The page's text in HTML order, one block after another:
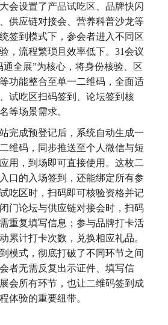
会设置了产品试吃区、品牌快闪
供应链对接会、营养科普沙龙等
签到模式下，参会者进入不同区
，流程繁琐且效率低下。31会议
通全展”为核心，将身份核验、区
功能整合至单一二维码，全面适
试吃区扫码签到、论坛签到核
等场景需求。
完成预登记后，系统自动生成一
维码，同步推送至个人微信与短
用，到场即可直接使用。这枚二
口的入场签到，还能绑定所有参
吃区时，扫码即可核验资格并记
门论坛与供应链对接会时，扫码
重复填写信息；参与品牌打卡活
累计打卡次数，兑换相应礼品。
模式，彻底打破了不同环节之间
者无需反复出示证件、填写信
会所有环节，也让二维码签到成
体验的重要纽带。